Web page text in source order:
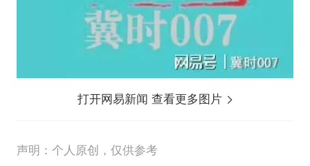
打开网易新闻 查看更多图片
声明：个人原创，仅供参考